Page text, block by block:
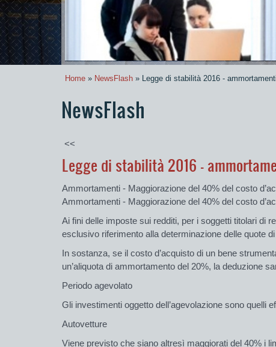
Home » NewsFlash » Legge di stabilità 2016 -
NewsFlash
<<
Legge di stabilità 2016 -
Ammortamenti - Maggiorazione del 40% del costo
Ammortamenti - Maggiorazione del 40% del costo
Ai fini delle imposte sui redditi, per i soggetti titolari di
esclusivo riferimento alla determinazione delle quote
In sostanza, se il costo d’acquisto di un bene
un’aliquota di ammortamento del 20%, la deduzione
Periodo agevolato
Gli investimenti oggetto dell’agevolazione sono quelli
Autovetture
Viene previsto che siano altresì maggiorati del 40% i